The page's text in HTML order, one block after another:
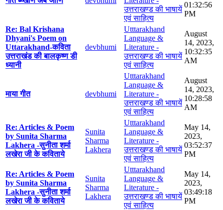
उत्तराखण्ड की भाषायें
एवं साहित्य
01:32:56
PM
Re: Bal Krishana
Dhyani's Poem on
Uttarakhand-कविता
उत्तराखंड की बालकृष्ण डी
ध्यानी
devbhumi
Utttarakhand
Language &
Literature -
उत्तराखण्ड की भाषायें
एवं साहित्य
August
14, 2023,
10:32:35
AM
माया गीत devbhumi
Utttarakhand
Language &
Literature -
उत्तराखण्ड की भाषायें
एवं साहित्य
August
14, 2023,
10:28:58
AM
Re: Articles & Poem
by Sunita Sharma
Lakhera -सुनीता शर्मा
लखेरा जी के कविताये
Sunita
Sharma
Lakhera
Utttarakhand
Language &
Literature -
उत्तराखण्ड की भाषायें
एवं साहित्य
May 14,
2023,
03:52:37
PM
Re: Articles & Poem
by Sunita Sharma
Lakhera -सुनीता शर्मा
लखेरा जी के कविताये
Sunita
Sharma
Lakhera
Utttarakhand
Language &
Literature -
उत्तराखण्ड की भाषायें
एवं साहित्य
May 14,
2023,
03:49:18
PM